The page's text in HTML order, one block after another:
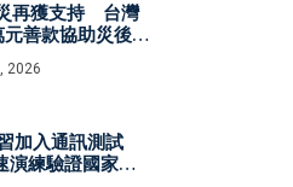
再獲支持 台灣
善款協助災後復
2026
加入通訊測試
演練驗證國家通